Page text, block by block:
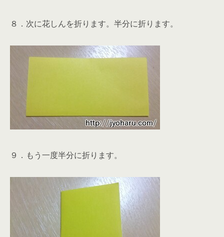
８．次に花しんを折ります。 半分に折ります。
９．もう一度半分に折ります。